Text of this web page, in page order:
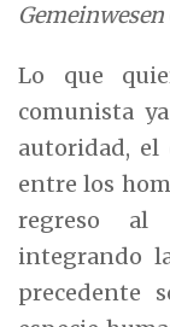
Gemeinwesen
Lo que
comunista
autoridad, el
entre los
regreso al
integrando
precedente